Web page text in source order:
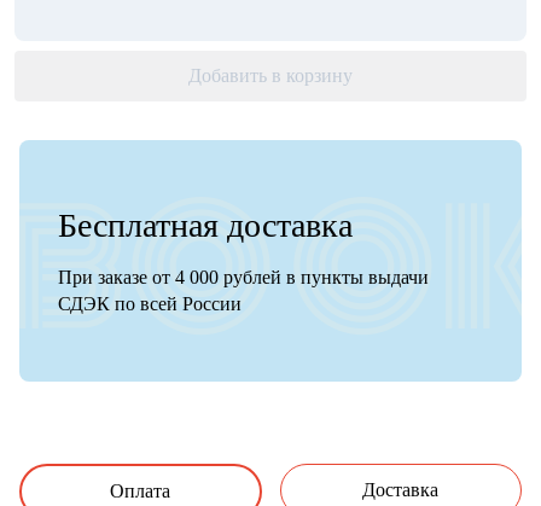
Добавить в корзину
Бесплатная доставка
При заказе от 4 000 рублей в пункты выдачи
СДЭК по всей России
Оплата Доставка